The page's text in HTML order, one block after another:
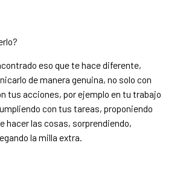
eso que te hace diferente,
de manera genuina, no solo con
tus acciones, por ejemplo en tu trabajo
con tus tareas, proponiendo
hacer las cosas, sorprendiendo,
la milla extra.